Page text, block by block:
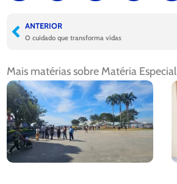
ANTERIOR
O cuidado que transforma vidas
Mais matérias sobre Matéria Especial